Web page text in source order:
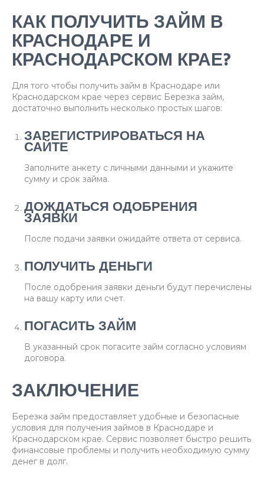
КАК ПОЛУЧИТЬ ЗАЙМ В
КРАСНОДАРЕ И
КРАСНОДАРСКОМ КРАЕ?
Для того чтобы получить займ в Краснодаре или
Краснодарском крае через сервис Березка займ,
достаточно выполнить несколько простых шагов:
ЗАРЕГИСТРИРОВАТЬСЯ НА
САЙТЕ
Заполните анкету с личными данными и укажите
сумму и срок займа.
ДОЖДАТЬСЯ ОДОБРЕНИЯ
ЗАЯВКИ
После подачи заявки ожидайте ответа от сервиса.
ПОЛУЧИТЬ ДЕНЬГИ
После одобрения заявки деньги будут перечислены
на вашу карту или счет.
ПОГАСИТЬ ЗАЙМ
В указанный срок погасите займ согласно условиям
договора.
ЗАКЛЮЧЕНИЕ
Березка займ предоставляет удобные и безопасные
условия для получения займов в Краснодаре и
Краснодарском крае. Сервис позволяет быстро решить
финансовые проблемы и получить необходимую сумму
денег в долг.